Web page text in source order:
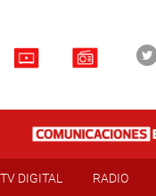
TV DIGITAL RADIO